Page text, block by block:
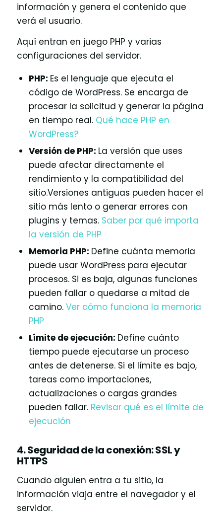
información y genera el contenido que
verá el usuario.
Aquí entran en juego PHP y varias
configuraciones del servidor.
PHP: Es el lenguaje que ejecuta el
código de WordPress. Se encarga de
procesar la solicitud y generar la página
en tiempo real. Qué hace PHP en
WordPress?
Versión de PHP: La versión que uses
puede afectar directamente el
rendimiento y la compatibilidad del
sitio.Versiones antiguas pueden hacer el
sitio más lento o generar errores con
plugins y temas. Saber por qué importa
la versión de PHP
Memoria PHP: Define cuánta memoria
puede usar WordPress para ejecutar
procesos. Si es baja, algunas funciones
pueden fallar o quedarse a mitad de
camino. Ver cómo funciona la memoria
PHP
Límite de ejecución: Define cuánto
tiempo puede ejecutarse un proceso
antes de detenerse. Si el límite es bajo,
tareas como importaciones,
actualizaciones o cargas grandes
pueden fallar. Revisar qué es el límite de
ejecución
4. Seguridad de la conexión: SSL y
HTTPS
Cuando alguien entra a tu sitio, la
información viaja entre el navegador y el
servidor.